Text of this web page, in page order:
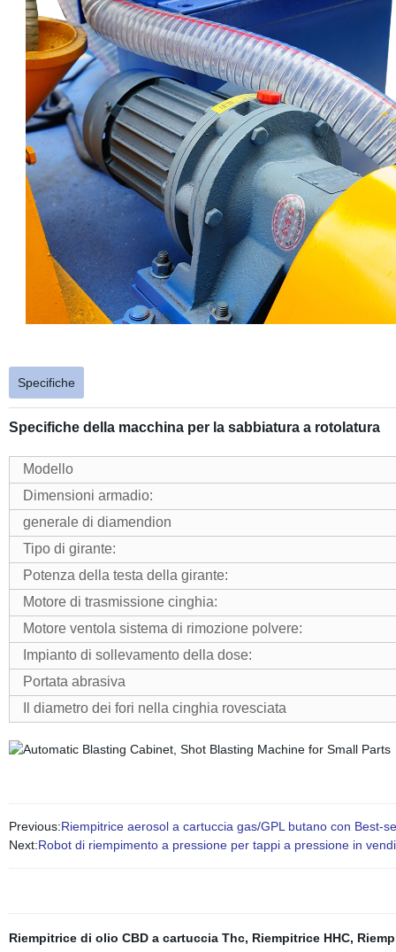
Specifiche
Specifiche della macchina per la sabbiatura a rotolatura
Modello
Dimensioni armadio:
generale di diamendion
Tipo di girante:
Potenza della testa della girante:
Motore di trasmissione cinghia:
Motore ventola sistema di rimozione polvere:
Impianto di sollevamento della dose:
Portata abrasiva
Il diametro dei fori nella cinghia rovesciata
Previous:Riempitrice aerosol a cartuccia gas/GPL butano con Best-
Next:Robot di riempimento a pressione per tappi a pressione in
Riempitrice di olio CBD a cartuccia Thc, Riempitrice HHC,